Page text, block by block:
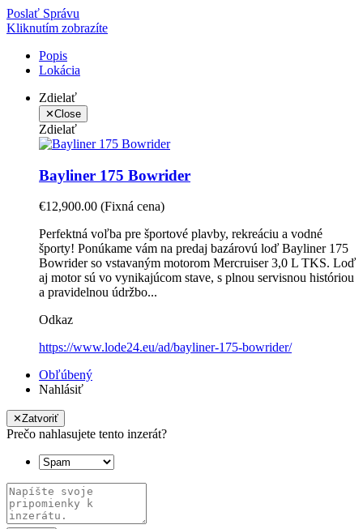
Poslať Správu
Kliknutím zobrazíte
Popis
Lokácia
Zdielať
✕Close
Zdielať
Bayliner 175 Bowrider
€12,900.00 (Fixná cena)
Perfektná voľba pre športové plavby, rekreáciu a vodné
športy! Ponúkame vám na predaj bazárovú loď Bayliner 175
Bowrider so vstavaným motorom Mercruiser 3,0 L TKS. Loď
aj motor sú vo vynikajúcom stave, s plnou servisnou históriou
a pravidelnou údržbo...
Odkaz
https://www.lode24.eu/ad/bayliner-175-bowrider/
Obľúbený
Nahlásiť
✕Zatvoriť
Prečo nahlasujete tento inzerát?